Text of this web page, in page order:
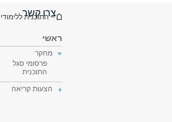
צרו קשר
הינך נמצא כאן
> התוכנית
ראשי
מחקר
פרסומי סגל
התוכנית
הצעות קריאה